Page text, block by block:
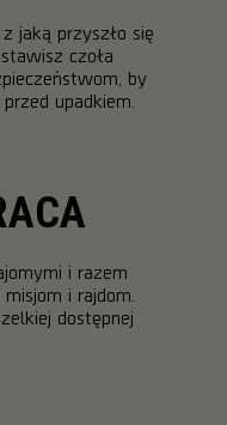
jaką przyszło się
czoła
by
upadkiem.
i razem
i rajdom.
dostępnej